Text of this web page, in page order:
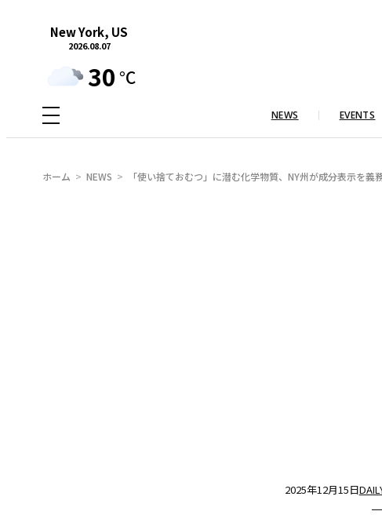
New York, US
2026.08.07
30 °C
NEWS EVENTS
ホーム NEWS 「使い捨ておむつ」に潜む化学物質、NY州が成分表示を義
2025年12月15日